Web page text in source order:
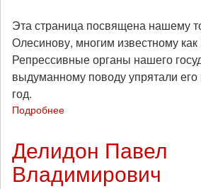
Эта страница посвящена нашему
Олесинову, многим известному
Репрессивные органы нашего
выдуманному поводу упрятали
год.
Подробнее
Делидон Павел
Владимирович